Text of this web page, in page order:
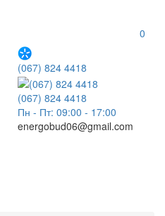
0
(067) 824 4418
(067) 824 4418
Пн - Пт: 09:00 - 17:00
energobud06@gmail.com